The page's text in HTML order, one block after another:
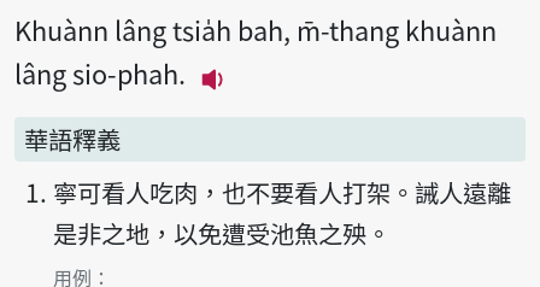
Khuànn lâng tsia̍h bah, m̄-thang khuànn
lâng sio-phah.
華語釋義
寧可看人吃肉，也不要看人打架。誡人遠離
是非之地，以免遭受池魚之殃。
第1項釋義的
用例：